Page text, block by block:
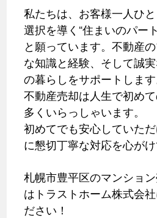
私たちは、お客様一人ひ
選択を導く“住まいのパー
と願っています。不動産
な知識と経験、そして誠
の暮らしをサポートします
不動産売却は人生で初め
多くいらっしゃいます。
初めてでも安心していた
に懇切丁寧な対応を心がけ
札幌市豊平区のマンショ
はトラストホーム株式会
ださい！